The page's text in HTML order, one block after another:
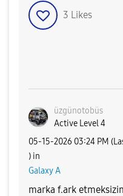
3 Likes
üzgünotobüs
Active Level 4
‎05-15-2026 03:24 PM
) in
Galaxy A
marka f.ark